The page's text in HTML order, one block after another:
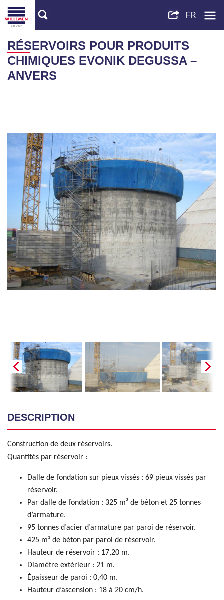
RÉSERVOIRS POUR PRODUITS
CHIMIQUES EVONIK DEGUSSA –
ANVERS
DESCRIPTION
Construction de deux réservoirs.
Quantités par réservoir :
Dalle de fondation sur pieux vissés : 69 pieux vissés par
réservoir.
Par dalle de fondation : 325 m³ de béton et 25 tonnes
d’armature.
95 tonnes d’acier d’armature par paroi de réservoir.
425 m³ de béton par paroi de réservoir.
Hauteur de réservoir : 17,20 m.
Diamètre extérieur : 21 m.
Épaisseur de paroi : 0,40 m.
Hauteur d’ascension : 18 à 20 cm/h.